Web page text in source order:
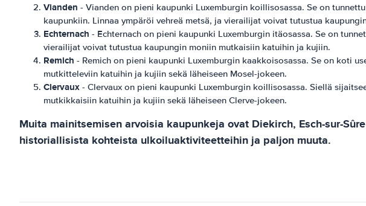
Vianden - Vianden on pieni kaupunki Luxemburgin koillisosassa. Se on
kaupunkiin. Linnaa ympäröi vehreä metsä, ja vierailijat voivat tutustua
Echternach - Echternach on pieni kaupunki Luxemburgin itäosassa. Se on
vierailijat voivat tutustua kaupungin moniin mutkaisiin katuihin ja kujiin.
Remich - Remich on pieni kaupunki Luxemburgin kaakkoisosassa. Se on koti
mutkitteleviin katuihin ja kujiin sekä läheiseen Mosel-jokeen.
Clervaux - Clervaux on pieni kaupunki Luxemburgin koillisosassa. Siellä
mutkikkaisiin katuihin ja kujiin sekä läheiseen Clerve-jokeen.
Muita mainitsemisen arvoisia kaupunkeja ovat Diekirch, Esch-sur-
historiallisista kohteista ulkoiluaktiviteetteihin ja paljon muuta.